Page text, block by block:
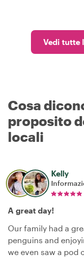
Vedi tutte
Cosa
proposito
locali
Kelly
A great day!
Our family had a
penguins and
we even saw a pod